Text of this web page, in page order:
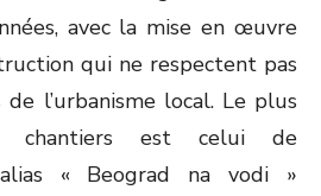
avec la mise en œuvre
qui ne respectent pas
l’urbanisme local. Le plus
chantiers est celui de
« Beograd na vodi »